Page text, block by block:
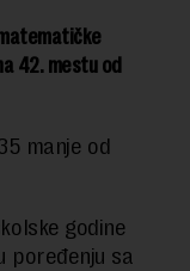
42. mestu od
manje od
godine
poređenju sa